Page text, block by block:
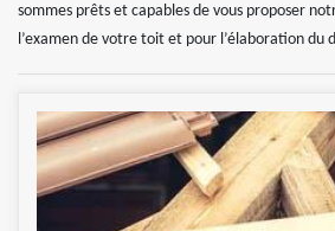
sommes prêts et capables de vous proposer
l’examen de votre toit et pour l’élaboration du